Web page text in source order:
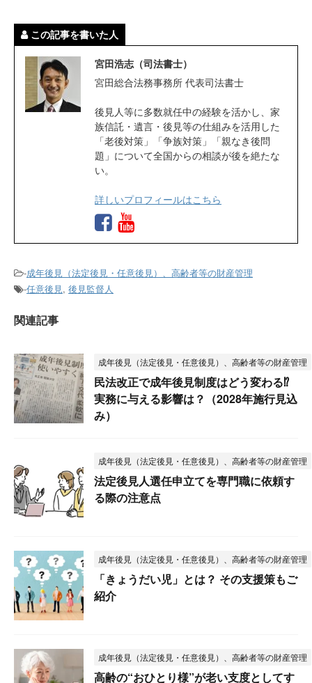
この記事を書いた人
宮田浩志（司法書士）
宮田総合法務事務所 代表司法書士
後見人等に多数就任中の経験を活かし、家
族信託・遺言・後見等の仕組みを活用した
「老後対策」「争族対策」「親なき後問
題」について全国からの相談が後を絶たな
い。
詳しいプロフィールはこちら
-成年後見（法定後見・任意後見）、高齢者等の財産管理
-任意後見, 後見監督人
関連記事
成年後見（法定後見・任意後見）、高齢者等の財産管理
民法改正で成年後見制度はどう変わる⁉
実務に与える影響は？（2028年施行見込
み）
成年後見（法定後見・任意後見）、高齢者等の財産管理
法定後見人選任申立てを専門職に依頼す
る際の注意点
成年後見（法定後見・任意後見）、高齢者等の財産管理
「きょうだい児」とは？ その支援策もご
紹介
成年後見（法定後見・任意後見）、高齢者等の財産管理
高齢の“おひとり様”が老い支度としてす